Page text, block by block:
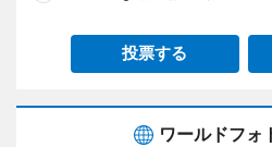
投票する
ワールドフォ